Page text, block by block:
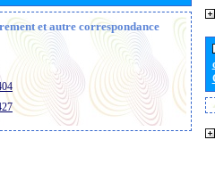
et autre correspondance